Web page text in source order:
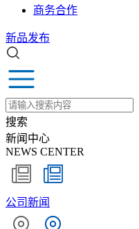
商务合作
新品发布
搜索
新闻中心
NEWS CENTER
公司新闻